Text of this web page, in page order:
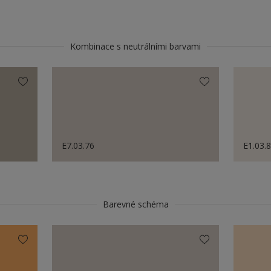
Kombinace s neutrálními barvami
E7.03.76
Barevné schéma